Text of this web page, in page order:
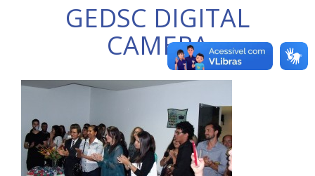
GEDSC DIGITAL
CAMERA